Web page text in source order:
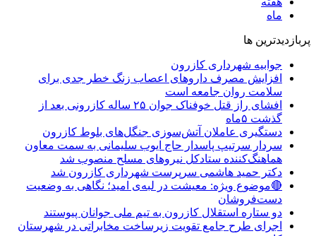
ماه
پربازدیدترین ها
جوابیه شهرداری کازرون
افزایش مصرف داروهای اعصاب زنگ خطر جدی برای
سلامت روان جامعه است
افشای راز قتل خوفناک جوان ۲۵ ساله کازرونی بعد از
گذشت ۵ماه
دستگیری عاملان آتش‌سوزی جنگل‌های بلوط کازرون
سردار سرتیپ پاسدار حاج ایوب سلیمانی به سمت معاون
هماهنگ‌کننده ستادکل نیروهای مسلح منصوب شد
دکتر حمید هاشمی سرپرست شهرداری کازرون شد
🔴موضوع ویژه: معیشت در لبه‌ی امید؛ نگاهی به وضعیت
دست‌فروشان
دو ستاره استقلال کازرون به تیم ملی جوانان پیوستند
اجرای طرح جامع تقویت زیرساخت مخابراتی در شهرستان